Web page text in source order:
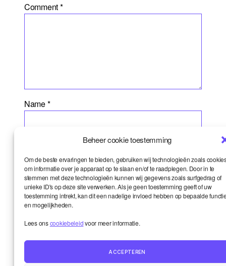
Beheer cookie toestemming
Om de beste ervaringen te bieden, gebruiken wij technologieën zoals
om informatie over je apparaat op te slaan en/of te raadplegen. Door in te
stemmen met deze technologieën kunnen wij gegevens zoals surfgedrag of
unieke ID's op deze site verwerken. Als je geen toestemming geeft of uw
toestemming intrekt, kan dit een nadelige invloed hebben op bepaalde
en mogelijkheden.
Lees onscookiebeleidvoor meer informatie.
ACCEPTEREN
Comment*
Name*
Website